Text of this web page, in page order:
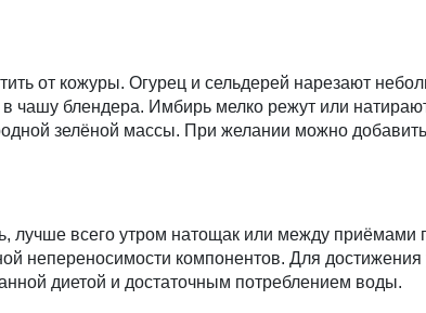
от кожуры. Огурец и сельдерей нарезают
чашу блендера. Имбирь мелко режут или
зелёной массы. При желании можно
лучше всего утром натощак или между
непереносимости компонентов. Для достижения
диетой и достаточным потреблением воды.